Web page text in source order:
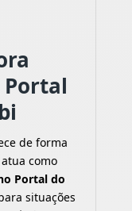
de forma
como
Portal do
situações